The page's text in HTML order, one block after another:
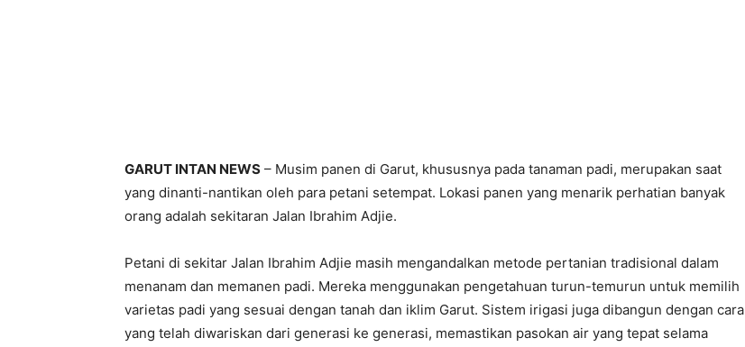
GARUT INTAN NEWS – Musim panen di Garut, khususnya pada tanaman padi, merupakan saat
yang dinanti-nantikan oleh para petani setempat. Lokasi panen yang menarik perhatian banyak
orang adalah sekitaran Jalan Ibrahim Adjie.
Petani di sekitar Jalan Ibrahim Adjie masih mengandalkan metode pertanian tradisional dalam
menanam dan memanen padi. Mereka menggunakan pengetahuan turun-temurun untuk memilih
varietas padi yang sesuai dengan tanah dan iklim Garut. Sistem irigasi juga dibangun dengan cara
yang telah diwariskan dari generasi ke generasi, memastikan pasokan air yang tepat selama